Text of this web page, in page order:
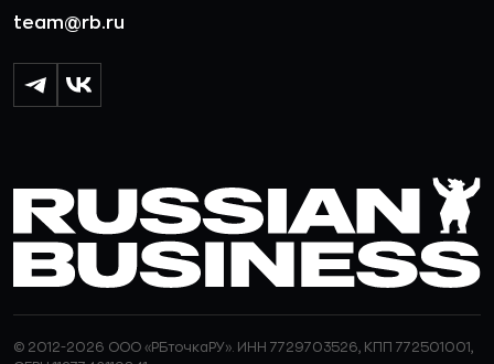
team@rb.ru
© 2012-2026 ООО «РБточкаРУ». ИНН 7729703526, КПП 772501001,